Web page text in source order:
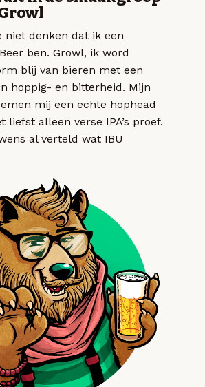
niet denken dat ik een
ben. Growl, ik word
blij van bieren met een
hoppig- en bitterheid. Mijn
mij een echte hophead
liefst alleen verse IPA’s proef.
al verteld wat IBU